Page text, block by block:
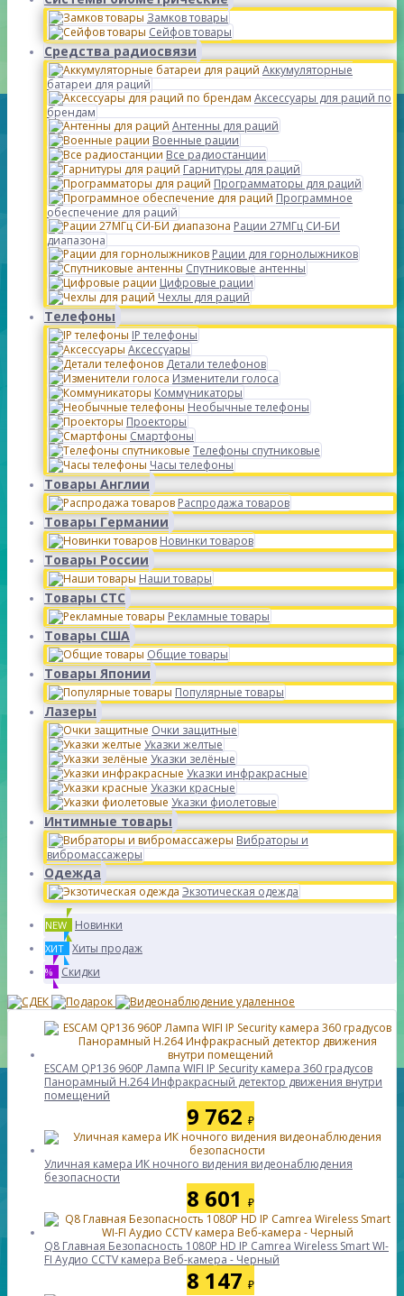
Замков товары
Сейфов товары
Средства радиосвязи
Аккумуляторные
батареи для раций
Аксессуары для раций по
брендам
Антенны для раций
Военные рации
Все радиостанции
Гарнитуры для раций
Программаторы для раций
Программное
обеспечение для раций
Рации 27МГц СИ-БИ
диапазона
Рации для горнолыжников
Спутниковые антенны
Цифровые рации
Чехлы для раций
Телефоны
IP телефоны
Аксессуары
Детали телефонов
Изменители голоса
Коммуникаторы
Необычные телефоны
Проекторы
Смартфоны
Телефоны спутниковые
Часы телефоны
Товары Англии
Распродажа товаров
Товары Германии
Новинки товаров
Товары России
Наши товары
Товары СТС
Рекламные товары
Товары США
Общие товары
Товары Японии
Популярные товары
Лазеры
Очки защитные
Указки желтые
Указки зелёные
Указки инфракрасные
Указки красные
Указки фиолетовые
Интимные товары
Вибраторы и
вибромассажеры
Одежда
Экзотическая одежда
NEW Новинки
ХИТ Хиты продаж
% Скидки
ESCAM QP136 960P Лампа WIFI IP Security камера 360 градусов
Панорамный H.264 Инфракрасный детектор движения внутри
помещений
9 762 ₽
Уличная камера ИК ночного видения видеонаблюдения
безопасности
8 601 ₽
Q8 Главная Безопасность 1080P HD IP Camrea Wireless Smart WI-
FI Аудио CCTV камера Веб-камера - Черный
8 147 ₽